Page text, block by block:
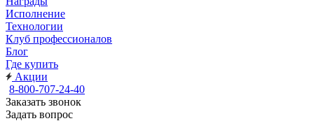
Исполнение
Технологии
Клуб профессионалов
Блог
Где купить
Акции
8-800-707-24-40
Заказать звонок
Задать вопрос